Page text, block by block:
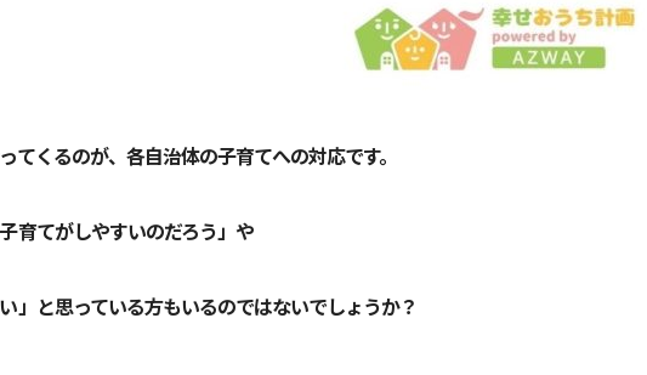
てくるのが、各自治体の子育てへの対応です。
育てがしやすいのだろう」や
」と思っている方もいるのではないでしょうか？